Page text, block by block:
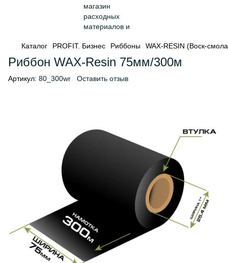
Каталог PROFIT. Бизнес Риббоны WAX-RESIN (Воск-
Риббон WAX-Resin 75мм/300м
Артикул: 80_300wr Оставить отзыв